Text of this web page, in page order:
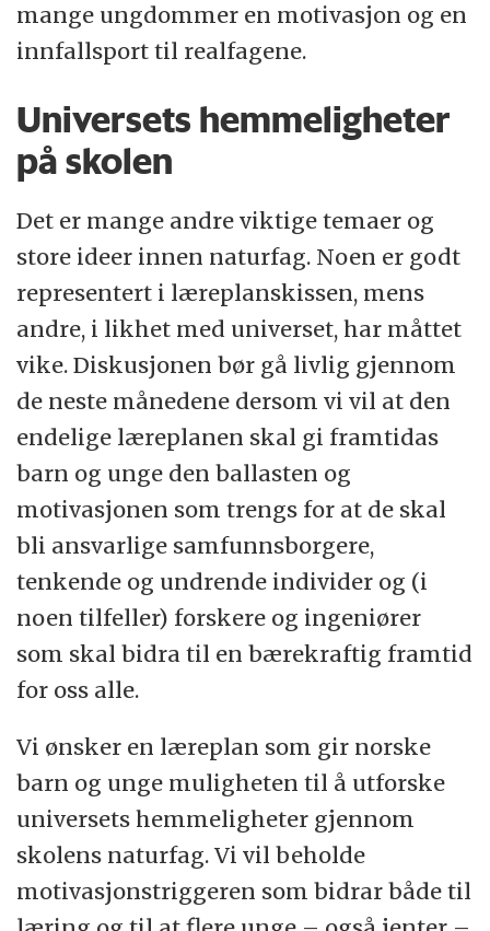
mange ungdommer en motivasjon og en
innfallsport til realfagene.
Universets hemmeligheter
på skolen
Det er mange andre viktige temaer og
store ideer innen naturfag. Noen er godt
representert i læreplanskissen, mens
andre, i likhet med universet, har måttet
vike. Diskusjonen bør gå livlig gjennom
de neste månedene dersom vi vil at den
endelige læreplanen skal gi framtidas
barn og unge den ballasten og
motivasjonen som trengs for at de skal
bli ansvarlige samfunnsborgere,
tenkende og undrende individer og (i
noen tilfeller) forskere og ingeniører
som skal bidra til en bærekraftig framtid
for oss alle.
Vi ønsker en læreplan som gir norske
barn og unge muligheten til å utforske
universets hemmeligheter gjennom
skolens naturfag. Vi vil beholde
motivasjonstriggeren som bidrar både til